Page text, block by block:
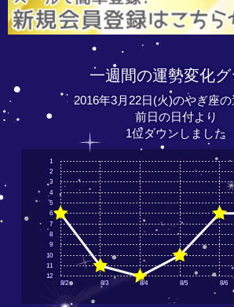
一週間の運勢変化グ
2016年3月22日(火)のやぎ座の
前日の日付より
1位ダウンしました
8/2 8/3 8/4 8/5 8/6
12
11
10
9
8
7
6
5
4
3
2
1